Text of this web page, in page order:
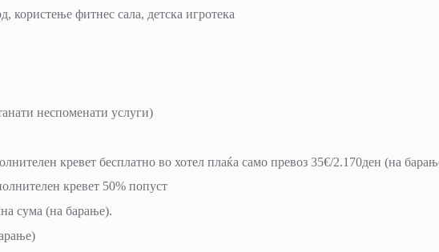
користење фитнес сала, детска игротека
неспоменати услуги)
кревет бесплатно во хотел плаќа само превоз 35€/2.170ден (на
кревет 50% попуст
сума (на барање).